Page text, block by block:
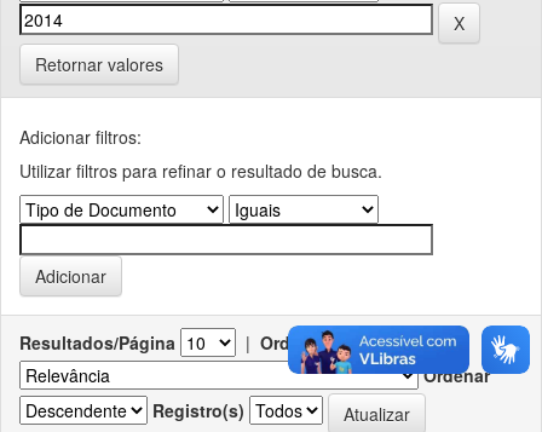
Retornar valores
Adicionar filtros:
Utilizar filtros para refinar o resultado de busca.
Resultados/Página | Ordenar registros por
Ordenar
Registro(s)